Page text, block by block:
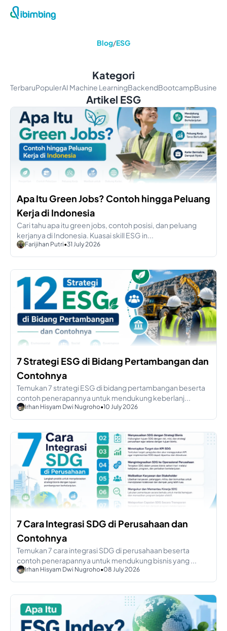
Blog/ESG
Kategori
TerbaruPopulerAI Machine LearningBackendBootcampBusiness
Artikel ESG
Apa Itu Green Jobs? Contoh hingga Peluang
Kerja di Indonesia
Cari tahu apa itu green jobs, contoh posisi, dan peluang
kerjanya di Indonesia. Kuasai skill ESG in...
Farijihan Putri•31 July 2026
7 Strategi ESG di Bidang Pertambangan dan
Contohnya
Temukan 7 strategi ESG di bidang pertambangan beserta
contoh penerapannya untuk mendukung keberlanj...
Irhan Hisyam Dwi Nugroho•10 July 2026
7 Cara Integrasi SDG di Perusahaan dan
Contohnya
Temukan 7 cara integrasi SDG di perusahaan beserta
contoh penerapannya untuk mendukung bisnis yang ...
Irhan Hisyam Dwi Nugroho•08 July 2026